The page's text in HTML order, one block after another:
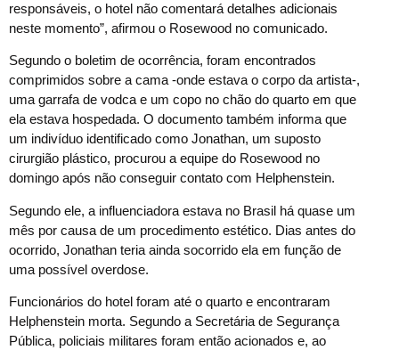
responsáveis, o hotel não comentará detalhes adicionais
neste momento”, afirmou o Rosewood no comunicado.
Segundo o boletim de ocorrência, foram encontrados
comprimidos sobre a cama -onde estava o corpo da artista-,
uma garrafa de vodca e um copo no chão do quarto em que
ela estava hospedada. O documento também informa que
um indivíduo identificado como Jonathan, um suposto
cirurgião plástico, procurou a equipe do Rosewood no
domingo após não conseguir contato com Helphenstein.
Segundo ele, a influenciadora estava no Brasil há quase um
mês por causa de um procedimento estético. Dias antes do
ocorrido, Jonathan teria ainda socorrido ela em função de
uma possível overdose.
Funcionários do hotel foram até o quarto e encontraram
Helphenstein morta. Segundo a Secretária de Segurança
Pública, policiais militares foram então acionados e, ao